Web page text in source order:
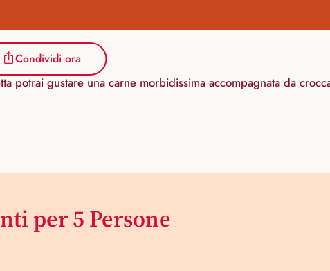
Condividi ora
potrai gustare una carne morbidissima accompagnata da
per 5 Persone